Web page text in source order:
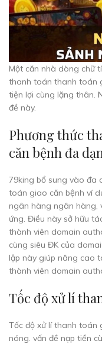
Một căn nhà dòng chữ
thanh toán thanh toán
tiện lợi cùng lặng thân.
đề này.
Phương thức
căn bệnh đa
79king bổ sung vào đa
toán giao căn bệnh ví
ngân hàng ngân hàng,
ứng. Điều này sở hữu
thành viên domain
cùng siêu ĐK của
lập này giúp nâng cao
thành viên domain
Tốc độ xử lí
Tốc độ xử lí thanh toán
nóng. vấn đề nạp tiền